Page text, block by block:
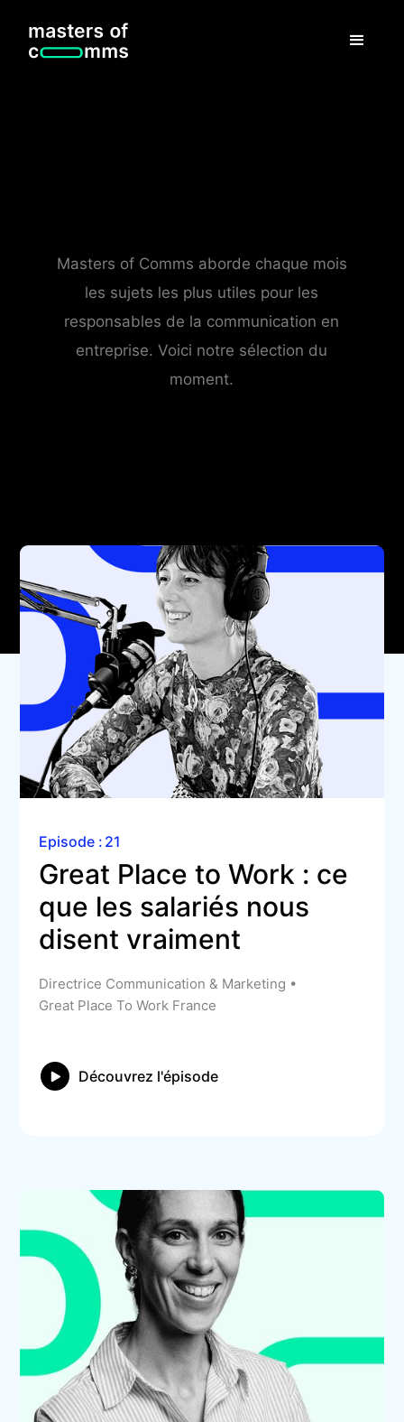
Masters of Comms aborde chaque mois
les sujets les plus utiles pour les
responsables de la communication en
entreprise. Voici notre sélection du
moment.
Episode : 21
Great Place to Work : ce
que les salariés nous
disent vraiment
Directrice Communication & Marketing •
Great Place To Work France
Découvrez l'épisode